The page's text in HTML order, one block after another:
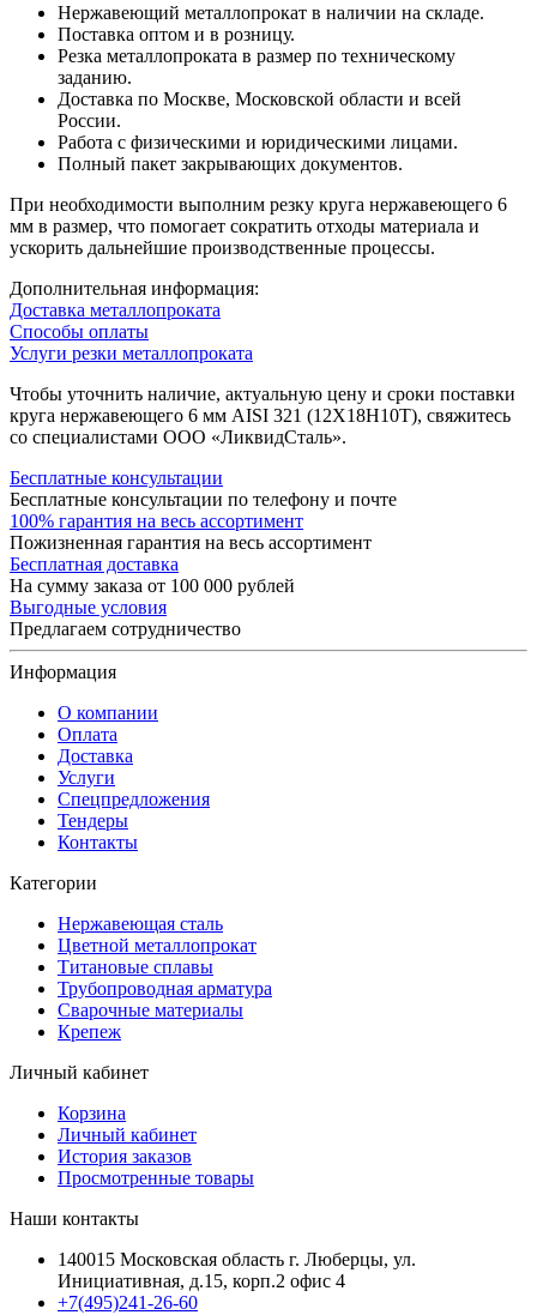
Нержавеющий металлопрокат в наличии на складе.
Поставка оптом и в розницу.
Резка металлопроката в размер по техническому
заданию.
Доставка по Москве, Московской области и всей
России.
Работа с физическими и юридическими лицами.
Полный пакет закрывающих документов.
При необходимости выполним резку круга нержавеющего 6
мм в размер, что помогает сократить отходы материала и
ускорить дальнейшие производственные процессы.
Дополнительная информация:
Доставка металлопроката
Способы оплаты
Услуги резки металлопроката
Чтобы уточнить наличие, актуальную цену и сроки поставки
круга нержавеющего 6 мм AISI 321 (12Х18Н10Т), свяжитесь
со специалистами ООО «ЛиквидСталь».
Бесплатные консультации
Бесплатные консультации по телефону и почте
100% гарантия на весь ассортимент
Пожизненная гарантия на весь ассортимент
Бесплатная доставка
На сумму заказа от 100 000 рублей
Выгодные условия
Предлагаем сотрудничество
Информация
О компании
Оплата
Доставка
Услуги
Спецпредложения
Тендеры
Контакты
Категории
Нержавеющая сталь
Цветной металлопрокат
Титановые сплавы
Трубопроводная арматура
Сварочные материалы
Крепеж
Личный кабинет
Корзина
Личный кабинет
История заказов
Просмотренные товары
Наши контакты
140015 Московская область г. Люберцы, ул.
Инициативная, д.15, корп.2 офис 4
+7(495)241-26-60